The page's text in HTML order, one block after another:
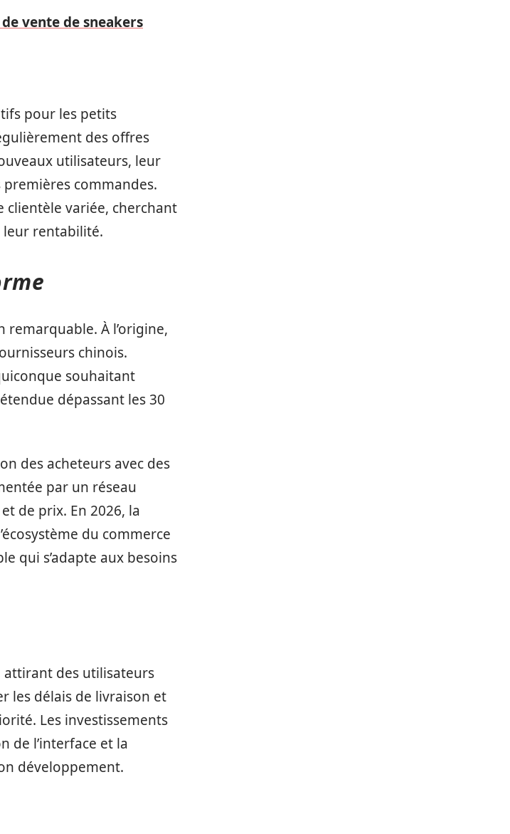
vente de sneakers
pour les petits
des offres
utilisateurs, leur
commandes.
clientèle variée, cherchant
leur rentabilité.
À l’origine,
chinois.
souhaitant
dépassant les 30
des acheteurs avec des
par un réseau
de prix. En 2026, la
du commerce
qui s’adapte aux besoins
attirant des utilisateurs
les délais de livraison et
Les investissements
de l’interface et la
développement.